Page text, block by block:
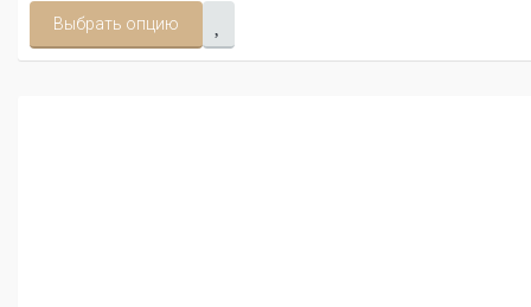
Выбрать опцию